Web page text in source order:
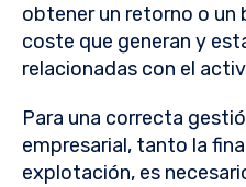
obtener un retorno o un
coste que generan y
relacionadas con el
Para una correcta
empresarial, tanto la
explotación, es